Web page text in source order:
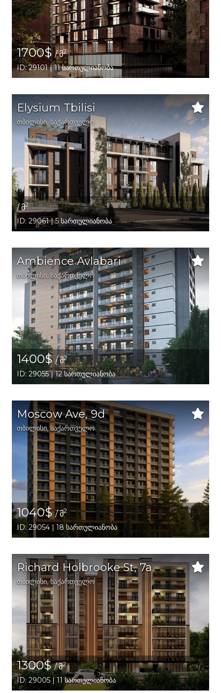
1700$/ მ2
ID: 29101 | 11 სართულიანობა
Elysium Tbilisi
თბილისი, საქართველო
/ მ2
ID: 29061 | 5 სართულიანობა
Ambience Avlabari
თბილისი, საქართველო
1400$/ მ2
ID: 29055 | 12 სართულიანობა
Moscow Ave, 9d
თბილისი, საქართველო
1040$/ მ2
ID: 29054 | 18 სართულიანობა
Richard Holbrooke St, 7a
თბილისი,საქართველო
1300$/ მ2
ID: 29005 | 11 სართულიანობა